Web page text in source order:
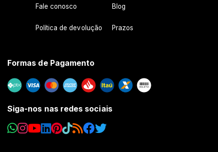
Fale conosco Blog
Política de devolução Prazos
Formas de Pagamento
Siga-nos nas redes sociais